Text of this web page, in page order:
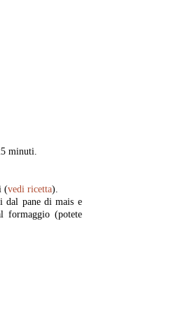
minuti.
(vedi ricetta).
dal pane di mais e
formaggio (potete